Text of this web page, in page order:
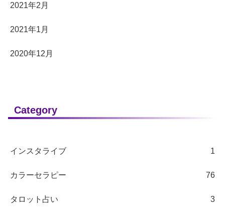
2021年2月
2021年1月
2020年12月
Category
インスタライブ 1
カラーセラピー 76
タロット占い 3